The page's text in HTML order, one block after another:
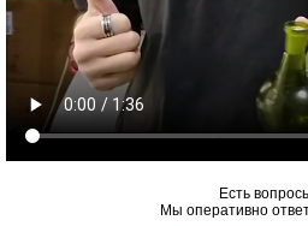
Есть
Мы оперативно